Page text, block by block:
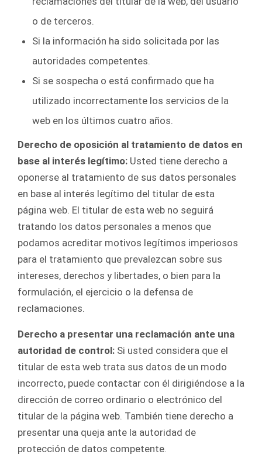
o de terceros.
Si la información ha sido solicitada por las
autoridades competentes.
Si se sospecha o está confirmado que ha
utilizado incorrectamente los servicios de la
web en los últimos cuatro años.
Derecho de oposición al tratamiento de datos en
base al interés legítimo: Usted tiene derecho a
oponerse al tratamiento de sus datos personales
en base al interés legítimo del titular de esta
página web. El titular de esta web no seguirá
tratando los datos personales a menos que
podamos acreditar motivos legítimos imperiosos
para el tratamiento que prevalezcan sobre sus
intereses, derechos y libertades, o bien para la
formulación, el ejercicio o la defensa de
reclamaciones.
Derecho a presentar una reclamación ante una
autoridad de control: Si usted considera que el
titular de esta web trata sus datos de un modo
incorrecto, puede contactar con él dirigiéndose a la
dirección de correo ordinario o electrónico del
titular de la página web. También tiene derecho a
presentar una queja ante la autoridad de
protección de datos competente.